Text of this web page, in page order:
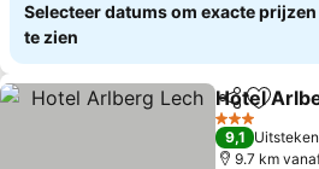
Selecteer datums om exacte prijzen
te zien
Delen
Hotel
3 Sterren
9,1
9.7 km